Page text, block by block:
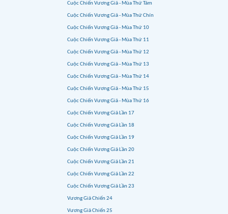
Cuộc Chiến Vương Giả - Mùa Thứ Tám
Cuộc Chiến Vương Giả - Mùa Thứ Chín
Cuộc Chiến Vương Giả - Mùa Thứ 10
Cuộc Chiến Vương Giả - Mùa Thứ 11
Cuộc Chiến Vương Giả - Mùa Thứ 12
Cuộc Chiến Vương Giả - Mùa Thứ 13
Cuộc Chiến Vương Giả - Mùa Thứ 14
Cuộc Chiến Vương Giả - Mùa Thứ 15
Cuộc Chiến Vương Giả - Mùa Thứ 16
Cuộc Chiến Vương Giả Lần 17
Cuộc Chiến Vương Giả Lần 18
Cuộc Chiến Vương Giả Lần 19
Cuộc Chiến Vương Giả Lần 20
Cuộc Chiến Vương Giả Lần 21
Cuộc Chiến Vương Giả Lần 22
Cuộc Chiến Vương Giả Lần 23
Vương Giả Chiến 24
Vương Giả Chiến 25